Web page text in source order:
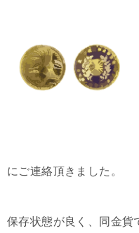
にご連絡頂きました。
保存状態が良く、同金貨